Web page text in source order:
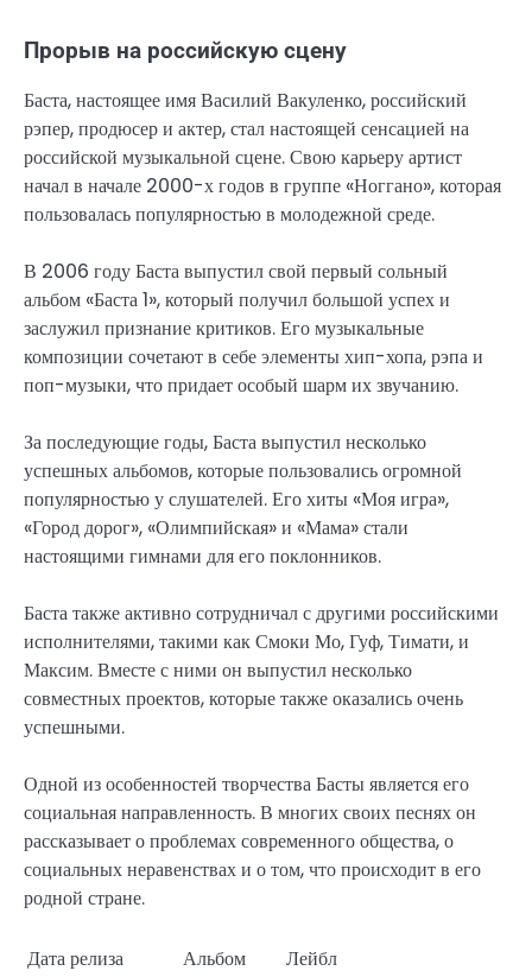
Прорыв на российскую сцену
Баста, настоящее имя Василий Вакуленко, российский
рэпер, продюсер и актер, стал настоящей сенсацией на
российской музыкальной сцене. Свою карьеру артист
начал в начале 2000-х годов в группе «Ноггано», которая
пользовалась популярностью в молодежной среде.
В 2006 году Баста выпустил свой первый сольный
альбом «Баста 1», который получил большой успех и
заслужил признание критиков. Его музыкальные
композиции сочетают в себе элементы хип-хопа, рэпа и
поп-музыки, что придает особый шарм их звучанию.
За последующие годы, Баста выпустил несколько
успешных альбомов, которые пользовались огромной
популярностью у слушателей. Его хиты «Моя игра»,
«Город дорог», «Олимпийская» и «Мама» стали
настоящими гимнами для его поклонников.
Баста также активно сотрудничал с другими российскими
исполнителями, такими как Смоки Мо, Гуф, Тимати, и
Максим. Вместе с ними он выпустил несколько
совместных проектов, которые также оказались очень
успешными.
Одной из особенностей творчества Басты является его
социальная направленность. В многих своих песнях он
рассказывает о проблемах современного общества, о
социальных неравенствах и о том, что происходит в его
родной стране.
Дата релиза Альбом
Лейбл